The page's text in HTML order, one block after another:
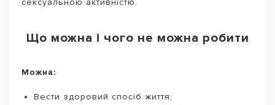
сексуальною активністю.
Що можна і чого не можна робити
Можна:
Вести здоровий спосіб життя;